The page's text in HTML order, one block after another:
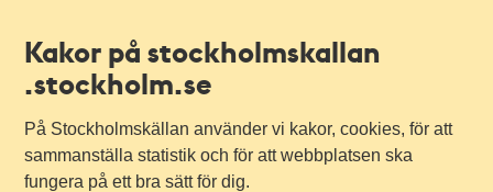
Kakor på stockholmskallan
.stockholm.se
På Stockholmskällan använder vi kakor, cookies, för att
sammanställa statistik och för att webbplatsen ska
fungera på ett bra sätt för dig.